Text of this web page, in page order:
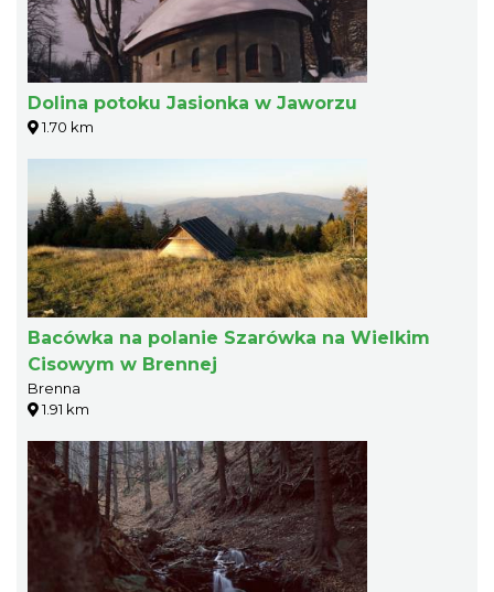
Dolina potoku Jasionka w Jaworzu
1.70 km
Bacówka na polanie Szarówka na Wielkim
Cisowym w Brennej
Brenna
1.91 km